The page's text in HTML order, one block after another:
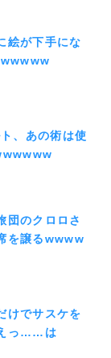
絵が下手にな
、あの術は使
団のクロロさ
を譲るwwww
けでサスケを
えっ……は